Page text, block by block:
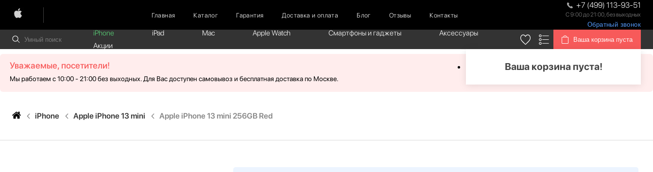
Главная Каталог Гарантия Доставка и оплата Блог Отзывы Контакты
+7 (499) 113-93-51
С 9:00 до 21:00, без выходных
Обратный звонок
iPhone iPad Mac Apple Watch Смартфоны и гаджеты
Аксессуары
Акции
Ваша корзина пуста
Ваша корзина пуста!
Уважаемые, посетители!
Мы работаем с 10:00 - 21:00 без выходных. Для Вас доступен самовывоз и бесплатная доставка по Москве.
iPhone Apple iPhone 13 mini Apple iPhone 13 mini 256GB Red